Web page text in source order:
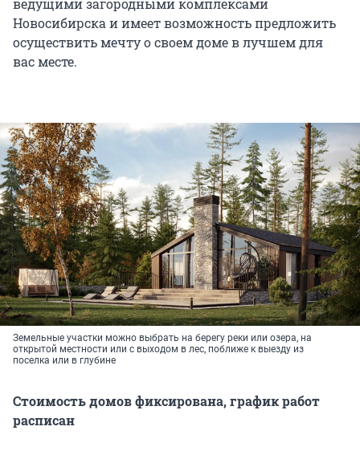
ведущими загородными комплексами
Новосибирска и имеет возможность предложить
осуществить мечту о своем доме в лучшем для
вас месте.
Земельные участки можно выбрать на берегу реки или озера, на
открытой местности или с выходом в лес, поближе к выезду из
поселка или в глубине
Стоимость домов фиксирована, график работ
расписан